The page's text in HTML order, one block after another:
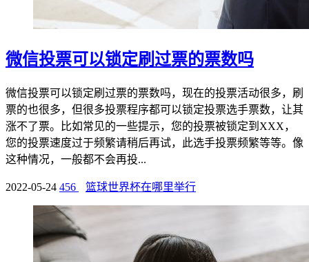
微信投票可以锁定刷过票的票数吗
微信投票可以锁定刷过票的票数吗，现在的投票活动很多，刷
票的也很多，但很多投票程序都可以锁定投票选手票数，让其
涨不了票。比如常见的一些提示，您的投票被锁定到XXX，
您的投票速度过于频繁请稍后再试，此选手投票频繁等等。像
这种情况，一般都不会再投...
2022-05-24 456 篮球世界杯在哪里举行